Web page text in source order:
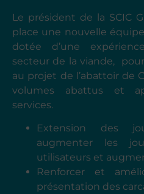
Le président de la SCIC
place une nouvelle
dotée d’une
secteur de la viande,
au projet de l’abattoir de
volumes abattus et
services.
Extension des
augmenter les
utilisateurs et
Renforcer et
présentation des